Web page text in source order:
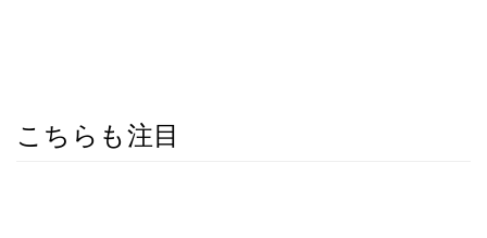
こちらも注目